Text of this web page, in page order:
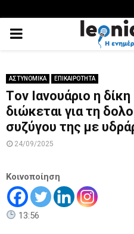
PRIMARY
ΑΣΤΥΝΟΜΙΚΑ ΕΠΙΚΑΙΡΟΤΗΤΑ
Tον Ιανουάριο η
διώκεται για τη
συζύγου της με
24/09/2025
Κοινοποίηση
13:56